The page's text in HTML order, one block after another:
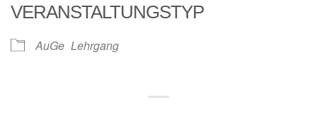
VERANSTALTUNGSTYP
AuGe Lehrgang